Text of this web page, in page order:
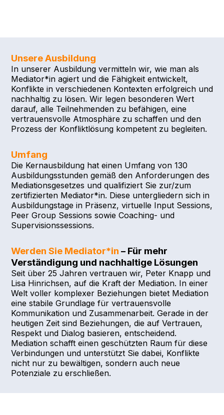
Unsere Ausbildung
In unserer Ausbildung vermitteln wir, wie man als
Mediator*in agiert und die Fähigkeit entwickelt,
Konflikte in verschiedenen Kontexten erfolgreich und
nachhaltig zu lösen. Wir legen besonderen Wert
darauf, alle Teilnehmenden zu befähigen, eine
vertrauensvolle Atmosphäre zu schaffen und den
Prozess der Konfliktlösung kompetent zu begleiten.
Umfang
Die Kernausbildung hat einen Umfang von 130
Ausbildungsstunden gemäß den Anforderungen des
Mediationsgesetzes und qualifiziert Sie zur/zum
zertifizierten Mediator*in. Diese untergliedern sich in
Ausbildungstage in Präsenz, virtuelle Input Sessions,
Peer Group Sessions sowie Coaching- und
Supervisionssessions.
Werden Sie Mediator*in – Für mehr
Verständigung und nachhaltige Lösungen
Seit über 25 Jahren vertrauen wir, Peter Knapp und
Lisa Hinrichsen, auf die Kraft der Mediation. In einer
Welt voller komplexer Beziehungen bietet Mediation
eine stabile Grundlage für vertrauensvolle
Kommunikation und Zusammenarbeit. Gerade in der
heutigen Zeit sind Beziehungen, die auf Vertrauen,
Respekt und Dialog basieren, entscheidend.
Mediation schafft einen geschützten Raum für diese
Verbindungen und unterstützt Sie dabei, Konflikte
nicht nur zu bewältigen, sondern auch neue
Potenziale zu erschließen.